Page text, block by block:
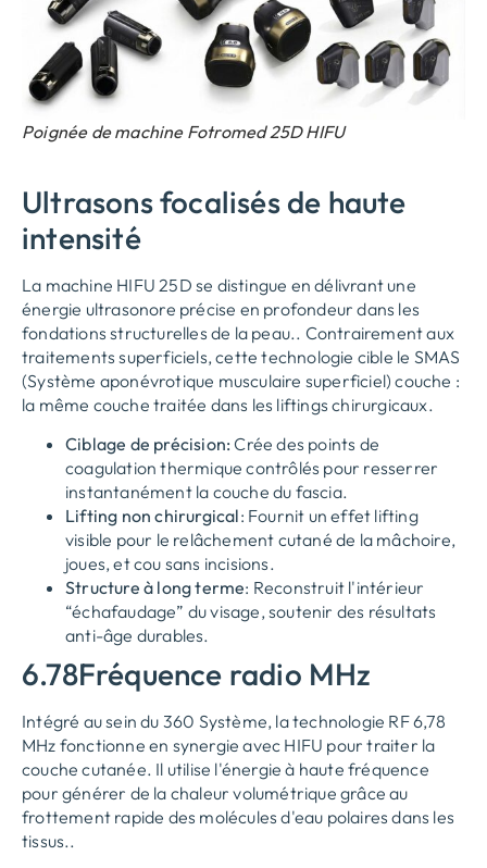
Poignée de machine Fotromed 25D HIFU
Ultrasons focalisés de haute
intensité
La machine HIFU 25D se distingue en délivrant une
énergie ultrasonore précise en profondeur dans les
fondations structurelles de la peau.. Contrairement aux
traitements superficiels, cette technologie cible le SMAS
(Système aponévrotique musculaire superficiel) couche :
la même couche traitée dans les liftings chirurgicaux.
Ciblage de précision: Crée des points de
coagulation thermique contrôlés pour resserrer
instantanément la couche du fascia.
Lifting non chirurgical: Fournit un effet lifting
visible pour le relâchement cutané de la mâchoire,
joues, et cou sans incisions.
Structure à long terme: Reconstruit l'intérieur
“échafaudage” du visage, soutenir des résultats
anti-âge durables.
6.78Fréquence radio MHz
Intégré au sein du 360 Système, la technologie RF 6,78
MHz fonctionne en synergie avec HIFU pour traiter la
couche cutanée. Il utilise l'énergie à haute fréquence
pour générer de la chaleur volumétrique grâce au
frottement rapide des molécules d'eau polaires dans les
tissus..